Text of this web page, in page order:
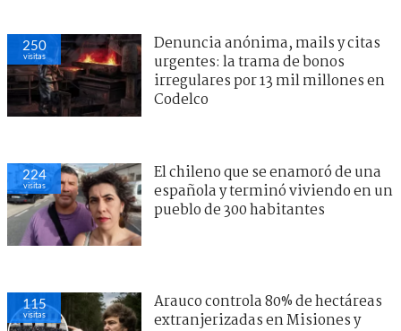
250
visitas
Denuncia anónima, mails y citas
urgentes: la trama de bonos
irregulares por 13 mil millones en
Codelco
224
visitas
El chileno que se enamoró de una
española y terminó viviendo en un
pueblo de 300 habitantes
115
visitas
Arauco controla 80% de hectáreas
extranjerizadas en Misiones y